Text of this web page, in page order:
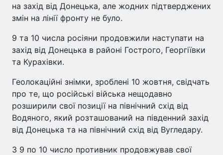
на захід від Донецька, але жодних підтверджених
змін на лінії фронту не було.
9 та 10 числа росіяни продовжили наступати на
захід від Донецька в районі Гострого, Георгіївки
та Курахівки.
Геолокаційні знімки, зроблені 10 жовтня, свідчать
про те, що російські війська нещодавно
розширили свої позиції на північний схід від
Водяного, який розташований на південний захід
від Донецька та на північний схід від Вугледару.
З 9 по 10 число противник продовжував свої